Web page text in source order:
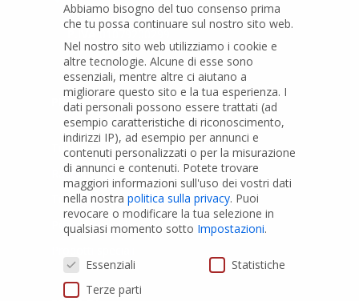
16015 Casella (GE) – Italy
01079200299
PRODOTTI
Tubi PVC
Raccordi PVC
Tubi e Raccordi in PVC-A
Pozzi Artesiani
Abbiamo bisogno del tuo consenso prima
che tu possa continuare sul nostro sito web.
Nel nostro sito web utilizziamo i cookie e
altre tecnologie. Alcune di esse sono
essenziali, mentre altre ci aiutano a
migliorare questo sito e la tua esperienza. I
dati personali possono essere trattati (ad
esempio caratteristiche di riconoscimento,
indirizzi IP), ad esempio per annunci e
contenuti personalizzati o per la misurazione
di annunci e contenuti. Potete trovare
maggiori informazioni sull'uso dei vostri dati
nella nostra politica sulla privacy. Puoi
revocare o modificare la tua selezione in
qualsiasi momento sotto Impostazioni.
Preferenze Privacy
Essenziali
Statistiche
Terze parti